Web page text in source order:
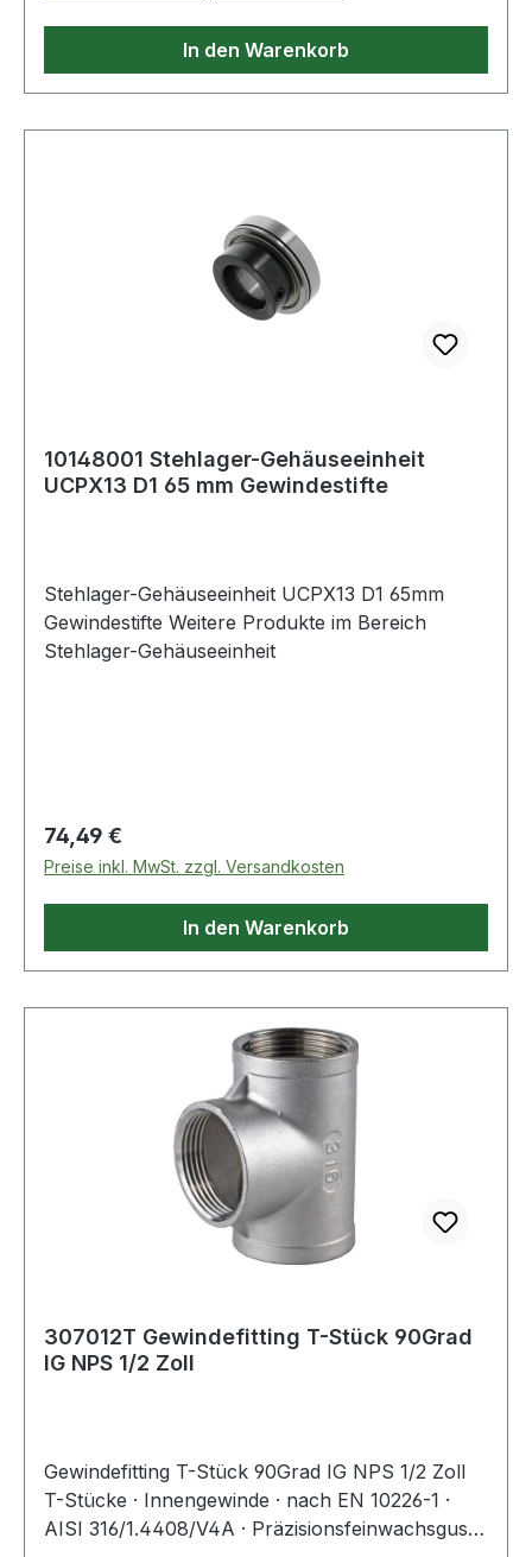
In den Warenkorb
10148001 Stehlager-Gehäuseeinheit
UCPX13 D1 65 mm Gewindestifte
Stehlager-Gehäuseeinheit UCPX13 D1 65mm
Gewindestifte Weitere Produkte im Bereich
Stehlager-Gehäuseeinheit
Regulärer Preis:
74,49 €
Preise inkl. MwSt. zzgl. Versandkosten
In den Warenkorb
307012T Gewindefitting T-Stück 90Grad
IG NPS 1/2 Zoll
Gewindefitting T-Stück 90Grad IG NPS 1/2 Zoll
T-Stücke · Innengewinde · nach EN 10226-1 ·
AISI 316/1.4408/V4A · Präzisionsfeinwachsguss ·